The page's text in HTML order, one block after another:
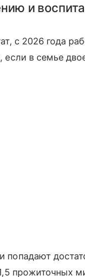
и
с 2026 года
в семье
попадают
прожиточных